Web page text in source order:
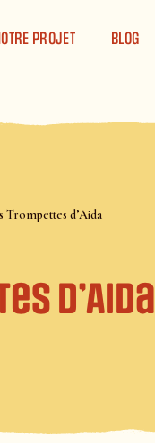
PROJET BLOG
Trompettes d’Aida
d’Aida